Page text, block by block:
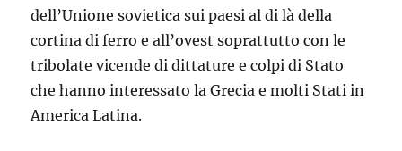
dell’Unione sovietica sui paesi al di là della
cortina di ferro e all’ovest soprattutto con le
tribolate vicende di dittature e colpi di Stato
che hanno interessato la Grecia e molti Stati in
America Latina.